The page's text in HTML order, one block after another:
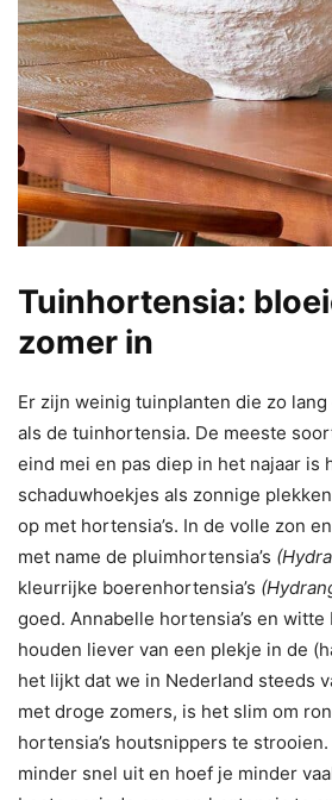
Tuinhortensia:
zomer in
Er zijn weinig tuinplanten die zo
als de tuinhortensia. De meeste
eind mei en pas diep in het najaar is
schaduwhoekjes als zonnige
op met hortensia’s. In de volle zon
met name de pluimhortensia’s
kleurrijke boerenhortensia’s
goed. Annabelle hortensia’s en witte
houden liever van een plekje in de
het lijkt dat we in Nederland steeds
met droge zomers, is het slim om
hortensia’s houtsnippers te
minder snel uit en hoef je minder